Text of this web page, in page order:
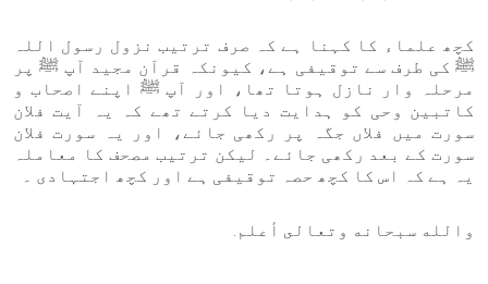
کچھ علماء کا کہنا ہے کہ صرف ترتیب نزول رسول اللہ
ﷺ کی طرف سے توقیفی ہے، کیونکہ قرآن مجید آپ ﷺ پر
مرحلہ وار نازل ہوتا تھا، اور آپ ﷺ اپنے اصحاب و
کاتبین وحی کو ہدایت دیا کرتے تھے کہ یہ آیت فلان
سورت میں فلاں جگہ پر رکھی جائے، اور یہ سورت فلان
سورت کے بعد رکھی جائے۔ لیکن ترتیب مصحف کا معاملہ
یہ ہے کہ اس کا کچھ حصہ توقیفی ہے اور کچھ اجتہادی ۔
والله سبحانه وتعالى أعلم.